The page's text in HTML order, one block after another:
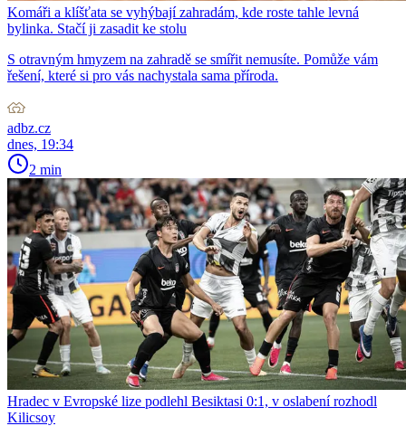
Komáři a klíšťata se vyhýbají zahradám, kde roste tahle levná
bylinka. Stačí ji zasadit ke stolu
S otravným hmyzem na zahradě se smířit nemusíte. Pomůže vám
řešení, které si pro vás nachystala sama příroda.
adbz.cz
dnes, 19:34
2 min
Hradec v Evropské lize podlehl Besiktasi 0:1, v oslabení rozhodl
Kilicsoy